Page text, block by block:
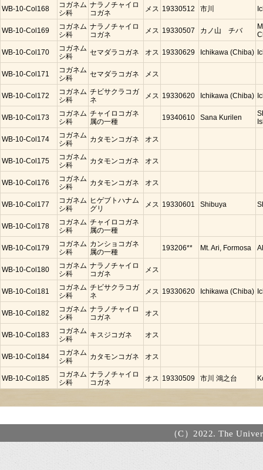
WB-10-Col168
コガネム
シ科
ナラノチャイロ
コガネ
メス 19330512 市川
WB-10-Col169
コガネム
シ科
ナラノチャイロ
コガネ
メス 19330507 カノ山 チバ
WB-10-Col170
コガネム
シ科
セマダラコガネ オス 19330629 Ichikawa (Chiba)
WB-10-Col171
コガネム
シ科
セマダラコガネ メス
WB-10-Col172
コガネム
シ科
チビサクラコガ
ネ
メス 19330620 Ichikawa (Chiba)
WB-10-Col173
コガネム
シ科
チャイロコガネ
属の一種
19340610 Sana Kurilen
WB-10-Col174
コガネム
シ科
カタモンコガネ オス
WB-10-Col175
コガネム
シ科
カタモンコガネ オス
WB-10-Col176
コガネム
シ科
カタモンコガネ オス
WB-10-Col177
コガネム
シ科
ヒゲブトハナム
グリ
メス 19330601 Shibuya
WB-10-Col178
コガネム
シ科
チャイロコガネ
属の一種
WB-10-Col179
コガネム
シ科
カンショコガネ
属の一種
193206** Mt. Ari, Formosa
WB-10-Col180
コガネム
シ科
ナラノチャイロ
コガネ
メス
WB-10-Col181
コガネム
シ科
チビサクラコガ
ネ
メス 19330620 Ichikawa (Chiba)
WB-10-Col182
コガネム
シ科
ナラノチャイロ
コガネ
オス
WB-10-Col183
コガネム
シ科
キスジコガネ オス
WB-10-Col184
コガネム
シ科
カタモンコガネ オス
WB-10-Col185
コガネム
シ科
ナラノチャイロ
コガネ
オス 19330509 市川 鴻之台
（C）2022. The